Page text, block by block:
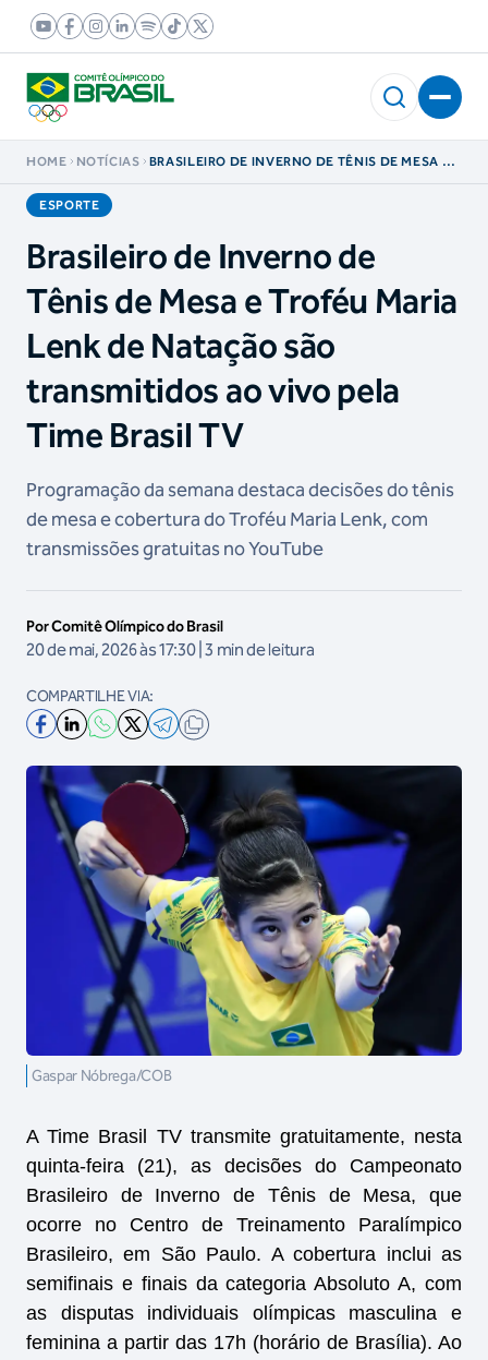
HOME NOTÍCIAS
BRASILEIRO DE INVERNO DE TÊNIS DE MESA E
ESPORTE
Brasileiro de Inverno de
Tênis de Mesa e Troféu Maria
Lenk de Natação são
transmitidos ao vivo pela
Time Brasil TV
Programação da semana destaca decisões do tênis
de mesa e cobertura do Troféu Maria Lenk, com
transmissões gratuitas no YouTube
Por Comitê Olímpico do Brasil
20 de mai, 2026 às 17:30 | 3 min de leitura
COMPARTILHE VIA:
Gaspar Nóbrega/COB
A Time Brasil TV transmite gratuitamente, nesta
quinta-feira (21), as decisões do Campeonato
Brasileiro de Inverno de Tênis de Mesa, que
ocorre no Centro de Treinamento Paralímpico
Brasileiro, em São Paulo. A cobertura inclui as
semifinais e finais da categoria Absoluto A, com
as disputas individuais olímpicas masculina e
feminina a partir das 17h (horário de Brasília). Ao